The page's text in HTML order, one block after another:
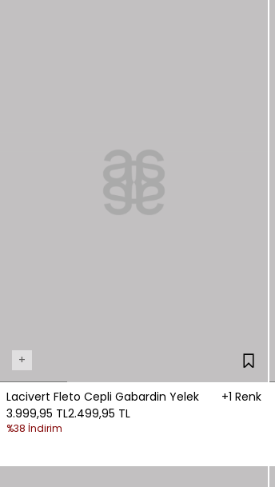
+
Lacivert Fleto Cepli Gabardin Yelek
+1 Renk
3.999,95 TL2.499,95 TL
%38 İndirim